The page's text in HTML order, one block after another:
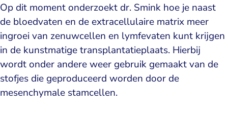
Op dit moment onderzoekt dr. Smink hoe je naast
de bloedvaten en de extracellulaire matrix meer
ingroei van zenuwcellen en lymfevaten kunt krijgen
in de kunstmatige transplantatieplaats. Hierbij
wordt onder andere weer gebruik gemaakt van de
stofjes die geproduceerd worden door de
mesenchymale stamcellen.